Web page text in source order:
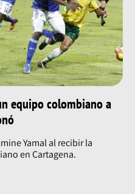
equipo colombiano a
Yamal al recibir la
en Cartagena.